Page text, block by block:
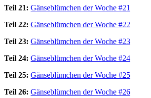
Teil 21: Gänseblümchen der Woche #21
Teil 22: Gänseblümchen der Woche #22
Teil 23: Gänseblümchen der Woche #23
Teil 24: Gänseblümchen der Woche #24
Teil 25: Gänseblümchen der Woche #25
Teil 26: Gänseblümchen der Woche #26